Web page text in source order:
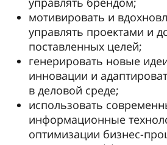
мотивировать и
управлять проектами и
поставленных целей;
генерировать новые
инновации и
в деловой среде;
использовать
информационные
оптимизации бизнес-